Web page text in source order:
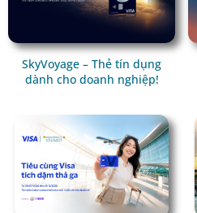
SkyVoyage – Thẻ tín dụng
dành cho doanh nghiệp!